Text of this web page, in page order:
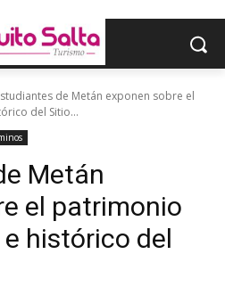
de Metán exponen sobre el
del Sitio...
Metán
el patrimonio
histórico del